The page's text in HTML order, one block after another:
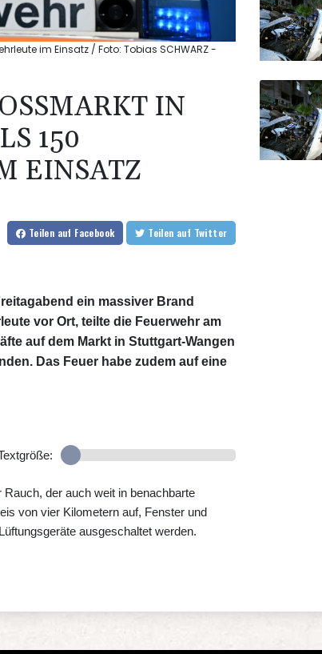
im Einsatz / Foto: Tobias SCHWARZ -
IN ST
FE
Teilen auf Facebook Teilen auf Twitter
ein massiver Brand
vor Ort, teilte die Feuerwehr am
auf dem Markt in Stuttgart-Wangen
Das Feuer habe zudem auf eine
der auch weit in benachbarte
von vier Kilometern auf, Fenster und
ausgeschaltet werden.